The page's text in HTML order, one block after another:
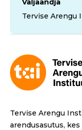
Tervise Arengu
Tervise Arengu
arendusasutus,